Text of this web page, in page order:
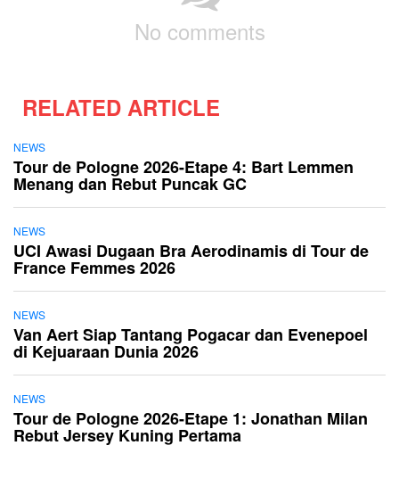
No comments
RELATED ARTICLE
NEWS
Tour de Pologne 2026-Etape 4: Bart Lemmen
Menang dan Rebut Puncak GC
NEWS
UCI Awasi Dugaan Bra Aerodinamis di Tour de
France Femmes 2026
NEWS
Van Aert Siap Tantang Pogacar dan Evenepoel
di Kejuaraan Dunia 2026
NEWS
Tour de Pologne 2026-Etape 1: Jonathan Milan
Rebut Jersey Kuning Pertama